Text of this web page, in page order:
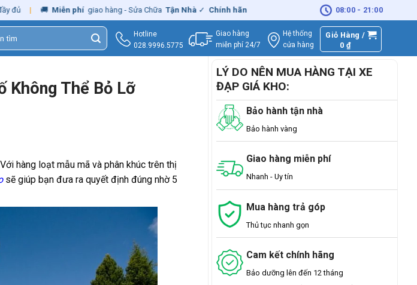
Miễn phí giao hàng - Sửa Chữa Tận Nhà ✓ Chính hãng – Xuất VAT Miễn phí giao hàng - Sửa
08:00 - 21:00
Hotline
028.9996.5775
Giao hàng
miễn phí 24/7
Hệ thống
cửa hàng
Giỏ Hàng /
0 ₫
Không Thể Bỏ Lỡ
hàng loạt mẫu mã và phân khúc trên thị
sẽ giúp bạn đưa ra quyết định đúng nhờ 5
LÝ DO NÊN MUA HÀNG TẠI XE
ĐẠP GIÁ KHO:
Bảo hành tận nhà
Bảo hành vàng
Giao hàng miễn phí
Nhanh - Uy tín
Mua hàng trả góp
Thủ tục nhanh gọn
Cam kết chính hãng
Bảo dưỡng lên đến 12 tháng